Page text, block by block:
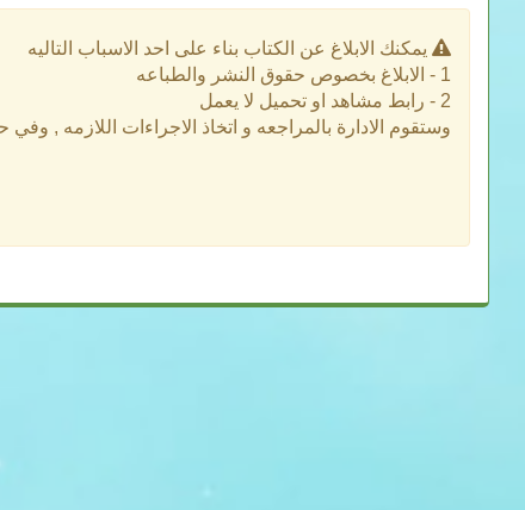
يمكنك الابلاغ عن الكتاب بناء على احد الاسباب التاليه
1 - الابلاغ بخصوص حقوق النشر والطباعه
2 - رابط مشاهد او تحميل لا يعمل
وستقوم الادارة بالمراجعه و اتخاذ الاجراءات اللازمه ,